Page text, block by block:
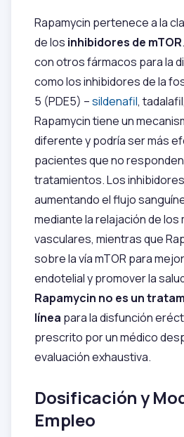
Rapamycin pertenece a la
de los inhibidores de mTOR
con otros fármacos para la
como los inhibidores de la
5 (PDE5) –sildenafil, tadalafil,
Rapamycin tiene un
diferente y podría ser más
pacientes que no
tratamientos. Los
aumentando el flujo
mediante la relajación de los
vasculares, mientras que
sobre la vía mTOR para
endotelial y promover la
Rapamycin no es un
línea para la disfunción
prescrito por un médico
evaluación exhaustiva.
Dosificación y
Empleo